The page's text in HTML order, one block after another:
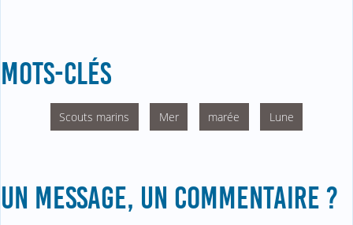
MOTS-CLÉS
Scouts marins Mer marée Lune
UN MESSAGE, UN COMMENTAIRE ?